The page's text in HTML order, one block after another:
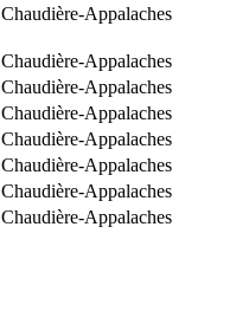
Chaudière-Appalaches
Chaudière-Appalaches
Chaudière-Appalaches
Chaudière-Appalaches
Chaudière-Appalaches
Chaudière-Appalaches
Chaudière-Appalaches
Chaudière-Appalaches